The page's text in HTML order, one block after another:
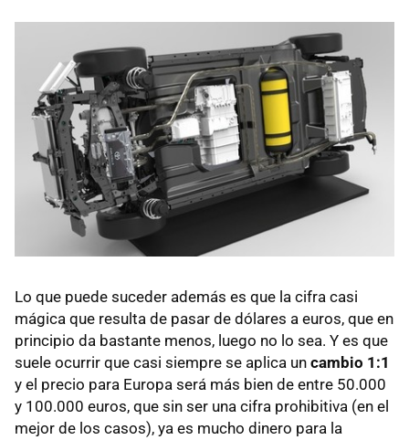
Lo que puede suceder además es que la cifra casi
mágica que resulta de pasar de dólares a euros, que en
principio da bastante menos, luego no lo sea. Y es que
suele ocurrir que casi siempre se aplica un cambio 1:1
y el precio para Europa será más bien de entre 50.000
y 100.000 euros, que sin ser una cifra prohibitiva (en el
mejor de los casos), ya es mucho dinero para la